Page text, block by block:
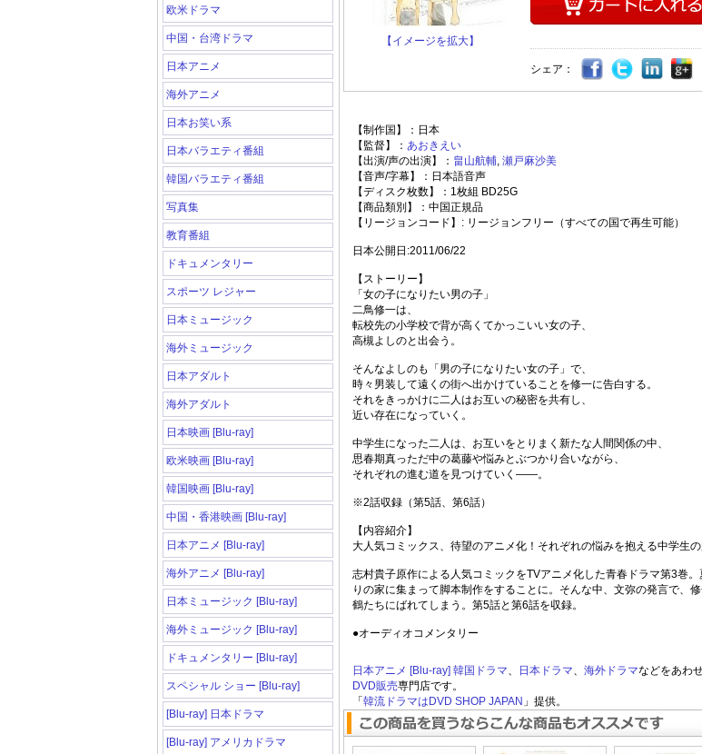
欧米ドラマ
中国・台湾ドラマ
日本アニメ
海外アニメ
日本お笑い系
日本バラエティ番組
韓国バラエティ番組
写真集
教育番組
ドキュメンタリー
スポーツ レジャー
日本ミュージック
海外ミュージック
日本アダルト
海外アダルト
日本映画 [Blu-ray]
欧米映画 [Blu-ray]
韓国映画 [Blu-ray]
中国・香港映画 [Blu-ray]
日本アニメ [Blu-ray]
海外アニメ [Blu-ray]
日本ミュージック [Blu-ray]
海外ミュージック [Blu-ray]
ドキュメンタリー [Blu-ray]
スペシャル ショー [Blu-ray]
[Blu-ray] 日本ドラマ
[Blu-ray] アメリカドラマ
【イメージを拡大】
シェア：
【制作国】：日本
【監督】： あおきえい
【出演/声の出演】： 畠山航輔, 瀬戸麻沙美
【音声/字幕】：日本語音声
【ディスク枚数】：1枚組 BD25G
【商品類別】：中国正規品
【リージョンコード】: リージョンフリー（すべての国で再生可能）
日本公開日:2011/06/22
【ストーリー】
「女の子になりたい男の子」
二鳥修一は、
転校先の小学校で背が高くてかっこいい女の子、
高槻よしのと出会う。
そんなよしのも「男の子になりたい女の子」で、
時々男装して遠くの街へ出かけていることを修一に告白する。
それをきっかけに二人はお互いの秘密を共有し、
近い存在になっていく。
中学生になった二人は、お互いをとりまく新たな人間関係の中、
思春期真っただ中の葛藤や悩みとぶつかり合いながら、
それぞれの進む道を見つけていく――。
※2話収録（第5話、第6話）
【内容紹介】
大人気コミックス、待望のアニメ化！それぞれの悩みを抱える中学生
志村貴子原作による人気コミックをTVアニメ化した青春ドラマ第3巻
りの家に集まって脚本制作をすることに。そんな中、文弥の発言で、
鶴たちにばれてしまう。第5話と第6話を収録。
●オーディオコメンタリー
日本アニメ [Blu-ray] 韓国ドラマ、 日本ドラマ、 海外ドラマなどをあわ
DVD販売専門店です。
「 韓流ドラマはDVD SHOP JAPAN 」提供。